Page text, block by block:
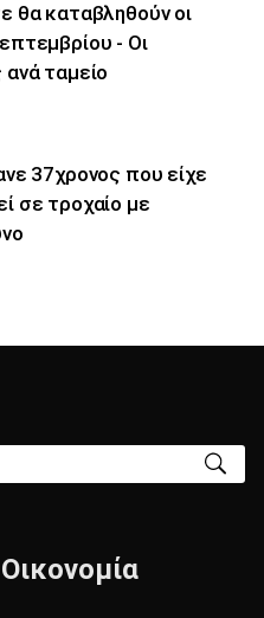
θα καταβληθούν οι
- Οι
ανά ταμείο
37χρονος που είχε
σε τροχαίο με
Οικονομία